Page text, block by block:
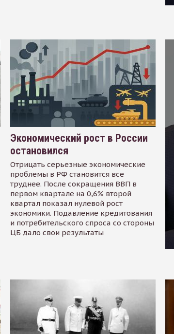
Экономический рост в России
остановился
Отрицать серьезные экономические
проблемы в РФ становится все
труднее. После сокращения ВВП в
первом квартале на 0,6% второй
квартал показал нулевой рост
экономики. Подавление кредитования
и потребительского спроса со стороны
ЦБ дало свои результаты